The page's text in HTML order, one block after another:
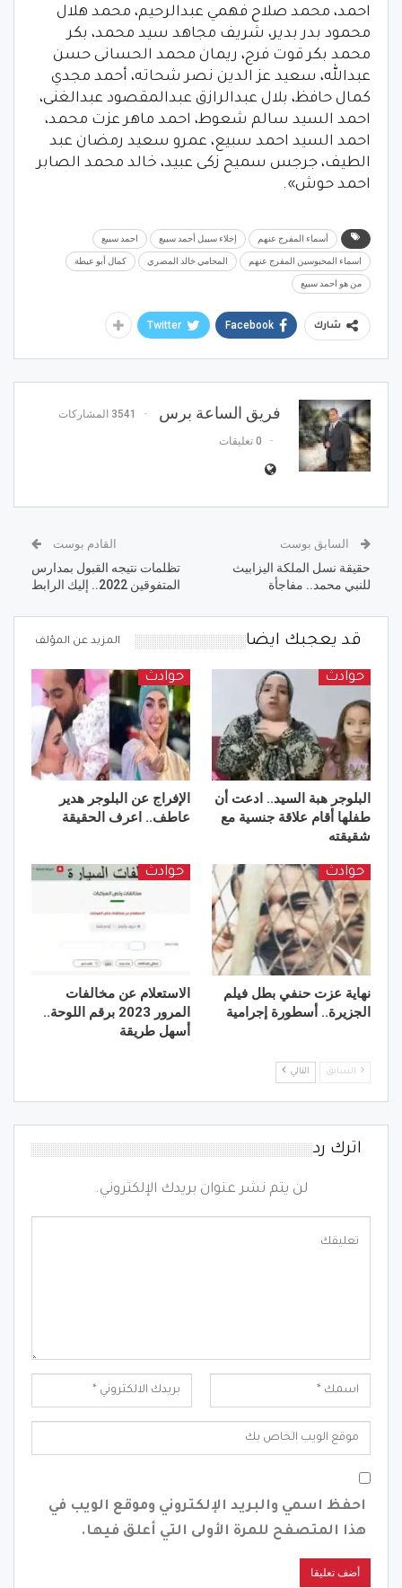
احمد، محمد صلاح فهمي عبدالرحيم، محمد هلال
محمود بدر بدير، شريف مجاهد سيد محمد، بكر
محمد بكر قوت فرج، ريمان محمد الحسانى حسن
عبدالله، سعيد عز الدين نصر شحاته، أحمد مجدي
كمال حافظ، بلال عبدالرازق عبدالمقصود عبدالغنى،
احمد السيد سالم شعوط، احمد ماهر عزت محمد،
احمد السيد احمد سبيع، عمرو سعيد رمضان عبد
الطيف، جرجس سميح زكى عبيد، خالد محمد الصابر
احمد حوش».
أسماء المفرج عنهم إخلاء سبيل أحمد سبيع احمد سبيع
اسماء المحبوسين المفرج عنهم المحامي خالد المصري كمال أبو عيطة
من هو احمد سبيع
شارك Facebook
Twitter
فريق الساعة برس 3541 المشاركات
0 تعليقات
السابق بوست
حقيقة نسل الملكة اليزابيث
للنبي محمد.. مفاجأة
القادم بوست
تظلمات نتيجه القبول بمدارس
المتفوقين 2022.. إليك الرابط
قد يعجبك ايضا المزيد عن المؤلف
حوادث
البلوجر هبة السيد.. ادعت أن
طفلها أقام علاقة جنسية مع
شقيقته
حوادث
الإفراج عن البلوجر هدير
عاطف.. اعرف الحقيقة
حوادث
نهاية عزت حنفي بطل فيلم
الجزيرة.. أسطورة إجرامية
حوادث
الاستعلام عن مخالفات
المرور 2023 برقم اللوحة..
أسهل طريقة
السابق التالي
اترك رد
لن يتم نشر عنوان بريدك الإلكتروني.
احفظ اسمي والبريد الإلكتروني وموقع الويب في
هذا المتصفح للمرة الأولى التي أعلق فيها.